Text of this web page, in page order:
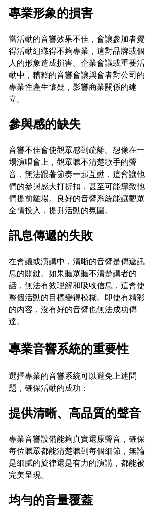
專業形象的損害
當活動的音響效果不佳，會讓參加者覺
得活動組織得不夠專業，這對品牌或個
人的形象造成損害。企業會議或重要活
動中，糟糕的音響會讓與會者對公司的
專業性產生懷疑，影響商業關係的建
立。
參與感的缺失
音響不佳會使觀眾感到疏離。想像在一
場演唱會上，觀眾聽不清楚歌手的聲
音，無法跟著節奏一起互動，這會讓他
們的參與感大打折扣，甚至可能導致他
們提前離場。良好的音響系統能讓觀眾
全情投入，提升活動的氛圍。
訊息傳遞的失敗
在會議或演講中，清晰的音響是傳遞訊
息的關鍵。如果聽眾聽不清楚講者的
話，無法有效理解和吸收信息，這會使
整個活動的目標變得模糊。即使有精彩
的內容，沒有好的音響也無法成功傳
達。
專業音響系統的重要性
選擇專業的音響系統可以避免上述問
題，確保活動的成功：
提供清晰、高品質的聲音
專業音響設備能夠真實還原聲音，確保
每位聽眾都能清楚聽到每個細節，無論
是細膩的旋律還是有力的演講，都能被
完美呈現。
均勻的音量覆蓋